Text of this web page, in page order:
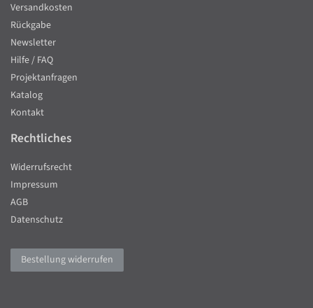
Versandkosten
Rückgabe
Newsletter
Hilfe / FAQ
Projektanfragen
Katalog
Kontakt
Rechtliches
Widerrufsrecht
Impressum
AGB
Datenschutz
Bestellung widerrufen